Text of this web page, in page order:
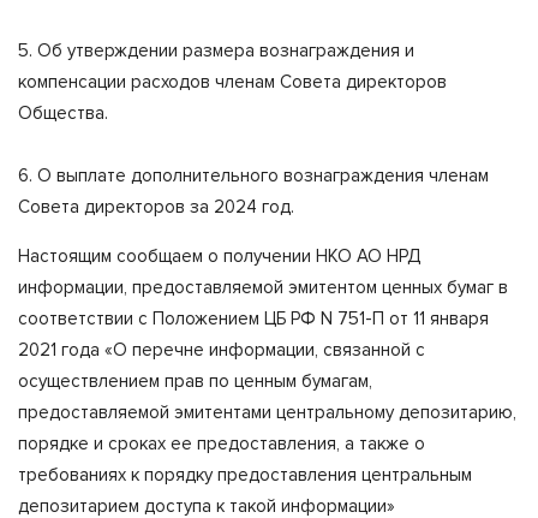
5. Об утверждении размера вознаграждения и
компенсации расходов членам Совета директоров
Общества.
6. О выплате дополнительного вознаграждения членам
Совета директоров за 2024 год.
Настоящим сообщаем о получении НКО АО НРД
информации, предоставляемой эмитентом ценных бумаг в
соответствии с Положением ЦБ РФ N 751-П от 11 января
2021 года «О перечне информации, связанной с
осуществлением прав по ценным бумагам,
предоставляемой эмитентами центральному депозитарию,
порядке и сроках ее предоставления, а также о
требованиях к порядку предоставления центральным
депозитарием доступа к такой информации»